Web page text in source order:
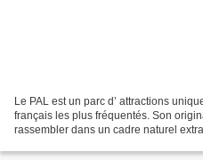
Le PAL est un parc d’ attractions
français les plus fréquentés. Son
rassembler dans un cadre naturel